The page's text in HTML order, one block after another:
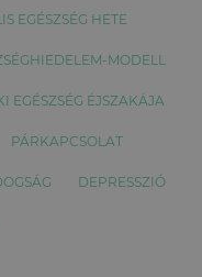
EGÉSZSÉG HETE
MODELL
EGÉSZSÉG ÉJSZAKÁJA
PÁRKAPCSOLAT
DEPRESSZIÓ